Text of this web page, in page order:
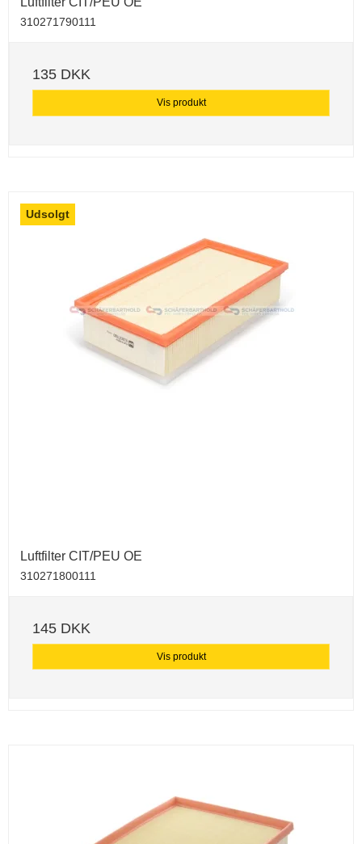
310271790111
135 DKK
Vis produkt
Udsolgt
Luftfilter CIT/PEU OE
310271800111
145 DKK
Vis produkt